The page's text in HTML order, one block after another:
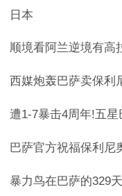
日本
西媒炮轰巴萨卖保利
遭1-7暴击4周年!五
巴萨官方祝福保利尼
暴力鸟在巴萨的329